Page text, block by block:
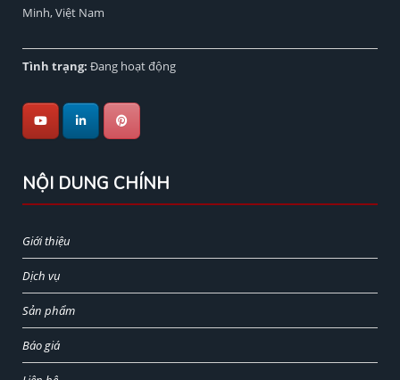
Minh, Việt Nam
Tình trạng: Đang hoạt động
NỘI DUNG CHÍNH
Giới thiệu
Dịch vụ
Sản phẩm
Báo giá